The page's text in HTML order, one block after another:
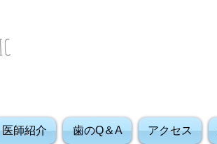
医師紹介 歯のQ＆A アクセス